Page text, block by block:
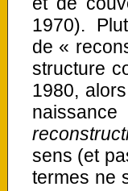
1970).
de «
structure
1980,
sens (et
termes ne